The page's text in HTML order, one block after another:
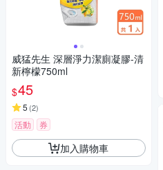
威猛先生 深層淨力潔廁凝膠-清
新檸檬750ml
$45
5 (2)
活動 券
加入購物車